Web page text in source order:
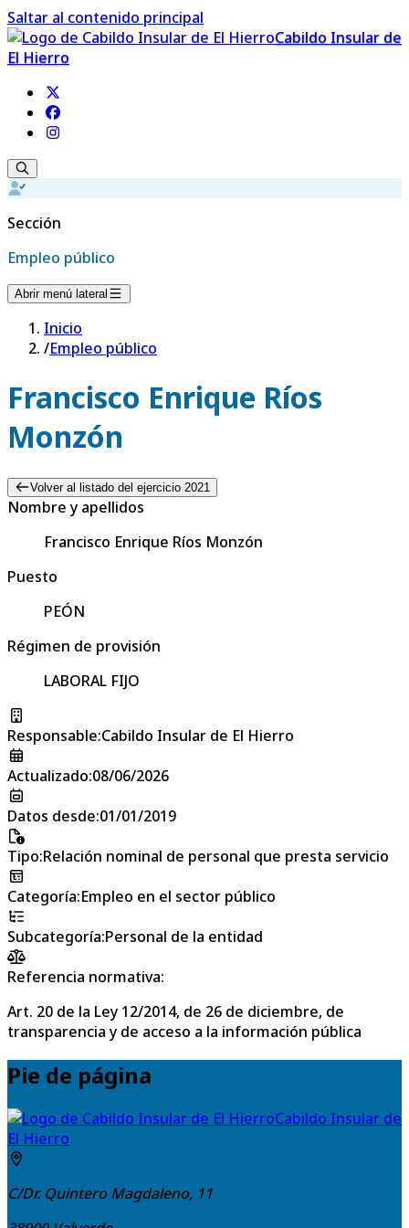
Saltar al contenido principal
Cabildo Insular de
El Hierro
Sección
Empleo público
Abrir menú lateral
Inicio
/Empleo público
Francisco Enrique Ríos
Monzón
Volver al listado del ejercicio 2021
Nombre y apellidos
Francisco Enrique Ríos Monzón
Puesto
PEÓN
Régimen de provisión
LABORAL FIJO
Responsable:Cabildo Insular de El Hierro
Actualizado:08/06/2026
Datos desde:01/01/2019
Tipo:Relación nominal de personal que presta servicio
Categoría:Empleo en el sector público
Subcategoría:Personal de la entidad
Referencia normativa:
Art. 20 de la Ley 12/2014, de 26 de diciembre, de
transparencia y de acceso a la información pública
Pie de página
Cabildo Insular de
El Hierro
C/Dr. Quintero Magdaleno, 11